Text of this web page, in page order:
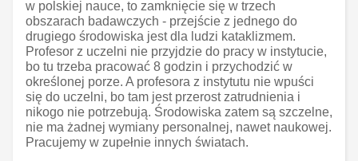
w polskiej nauce, to zamknięcie się w trzech
obszarach badawczych - przejście z jednego do
drugiego środowiska jest dla ludzi kataklizmem.
Profesor z uczelni nie przyjdzie do pracy w instytucie,
bo tu trzeba pracować 8 godzin i przychodzić w
określonej porze. A profesora z instytutu nie wpuści
się do uczelni, bo tam jest przerost zatrudnienia i
nikogo nie potrzebują. Środowiska zatem są szczelne,
nie ma żadnej wymiany personalnej, nawet naukowej.
Pracujemy w zupełnie innych światach.